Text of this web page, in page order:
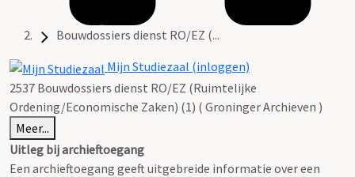
Bouwdossiers dienst RO/EZ (...
Mijn Studiezaal (inloggen)
2537 Bouwdossiers dienst RO/EZ (Ruimtelijke
Ordening/Economische Zaken) (1) ( Groninger Archieven )
Meer...
Uitleg bij archieftoegang
Een archieftoegang geeft uitgebreide informatie over een